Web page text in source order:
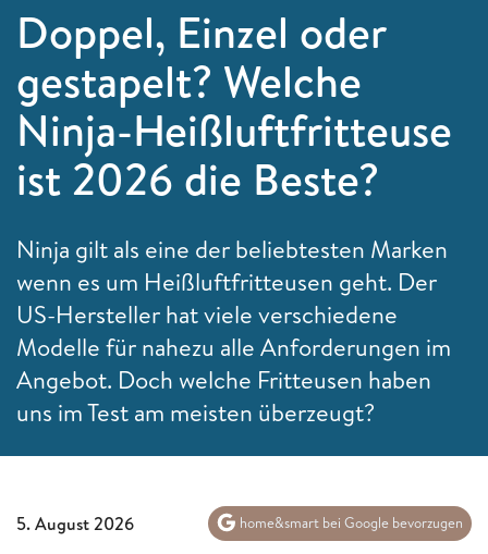
Doppel, Einzel oder
gestapelt? Welche
Ninja-Heißluftfritteuse
ist 2026 die Beste?
Ninja gilt als eine der beliebtesten Marken
wenn es um Heißluftfritteusen geht. Der
US-Hersteller hat viele verschiedene
Modelle für nahezu alle Anforderungen im
Angebot. Doch welche Fritteusen haben
uns im Test am meisten überzeugt?
5. August 2026 home&smart bei Google bevorzugen